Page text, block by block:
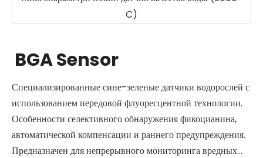
BGA Sensor
Специализированные сине-зеленые датчики водорослей с
использованием передовой флуоресцентной технологии.
Особенности селективного обнаружения фикоцианина,
автоматической компенсации и раннего предупреждения.
Предназначен для непрерывного мониторинга вредных